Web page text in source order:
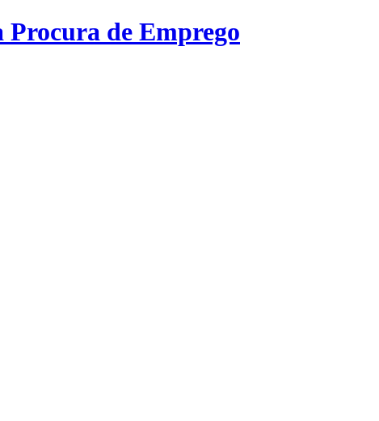
de Emprego